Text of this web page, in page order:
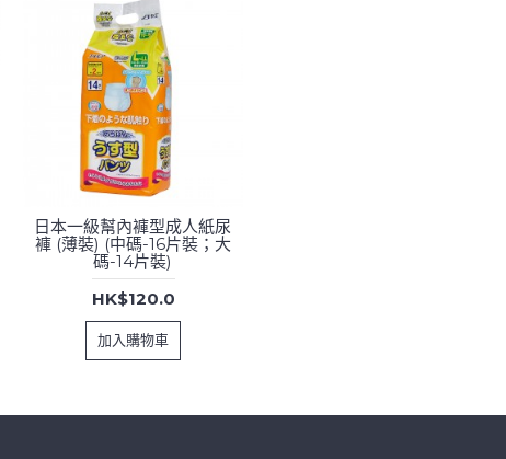
日本一級幫內褲型成人紙尿
褲 (薄裝) (中碼-16片裝；大
碼-14片裝)
HK$120.0
加入購物車